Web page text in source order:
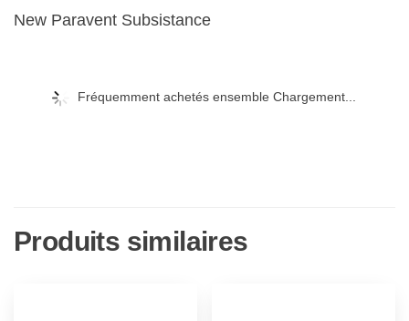
New Paravent Subsistance
Fréquemment achetés ensemble Chargement...
Produits similaires